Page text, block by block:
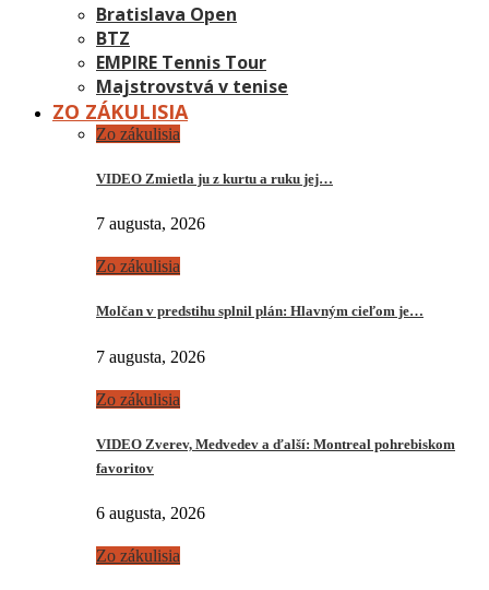
Bratislava Open
BTZ
EMPIRE Tennis Tour
Majstrovstvá v tenise
ZO ZÁKULISIA
Zo zákulisia
VIDEO Zmietla ju z kurtu a ruku jej…
7 augusta, 2026
Zo zákulisia
Molčan v predstihu splnil plán: Hlavným cieľom je…
7 augusta, 2026
Zo zákulisia
VIDEO Zverev, Medvedev a ďalší: Montreal pohrebiskom
favoritov
6 augusta, 2026
Zo zákulisia